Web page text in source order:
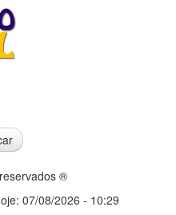
®
07/08/2026 - 10:29